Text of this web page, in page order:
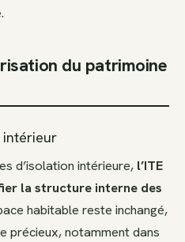
du patrimoine
intérieur
d’isolation intérieure, l’ITE
la structure interne des
habitable reste inchangé,
précieux, notamment dans